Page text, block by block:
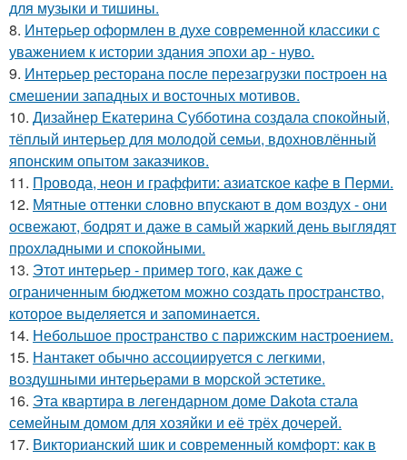
для музыки и тишины.
8. Интерьер оформлен в духе современной классики с
уважением к истории здания эпохи ар - нуво.
9. Интерьер ресторана после перезагрузки построен на
смешении западных и восточных мотивов.
10. Дизайнер Екатерина Субботина создала спокойный,
тёплый интерьер для молодой семьи, вдохновлённый
японским опытом заказчиков.
11. Провода, неон и граффити: азиатское кафе в Перми.
12. Мятные оттенки словно впускают в дом воздух - они
освежают, бодрят и даже в самый жаркий день выглядят
прохладными и спокойными.
13. Этот интерьер - пример того, как даже с
ограниченным бюджетом можно создать пространство,
которое выделяется и запоминается.
14. Небольшое пространство с парижским настроением.
15. Нантакет обычно ассоциируется с легкими,
воздушными интерьерами в морской эстетике.
16. Эта квартира в легендарном доме Dakota стала
семейным домом для хозяйки и её трёх дочерей.
17. Викторианский шик и современный комфорт: как в